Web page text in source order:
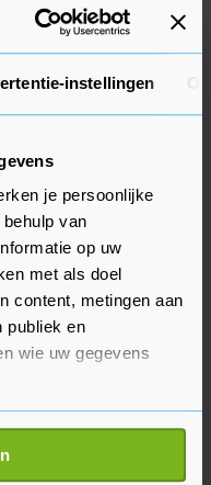
instellingen
je persoonlijke
van
op uw
met als doel
content, metingen aan
publiek en
wie uw gegevens
uw geografische
Clarks
vrienden!